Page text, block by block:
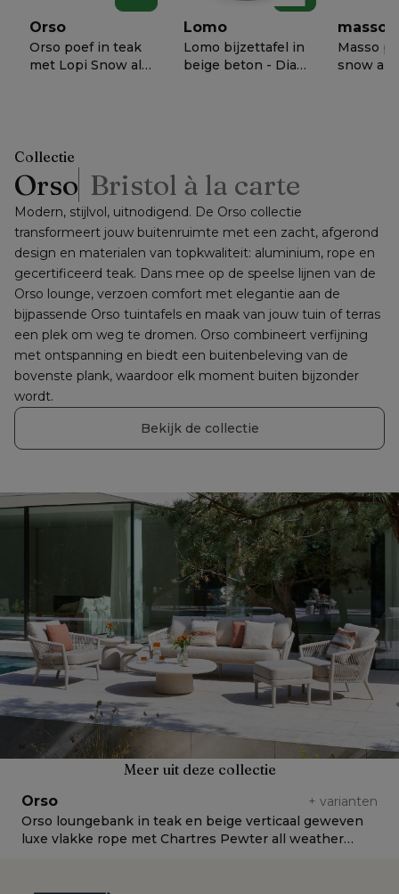
Orso
Orso poef in teak
met Lopi Snow all
Lomo
Lomo bijzettafel in
beige beton - Dia.
masso
Masso
snow all
Collectie
Orso Bristol à la carte
Modern, stijlvol, uitnodigend. De Orso collectie
transformeert jouw buitenruimte met een zacht, afgerond
design en materialen van topkwaliteit: aluminium, rope en
gecertificeerd teak. Dans mee op de speelse lijnen van de
Orso lounge, verzoen comfort met elegantie aan de
bijpassende Orso tuintafels en maak van jouw tuin of terras
een plek om weg te dromen. Orso combineert verfijning
met ontspanning en biedt een buitenbeleving van de
bovenste plank, waardoor elk moment buiten bijzonder
wordt.
Bekijk de collectie
Meer uit deze collectie
Orso + varianten
Orso loungebank in teak en beige verticaal geweven
luxe vlakke rope met Chartres Pewter all weather